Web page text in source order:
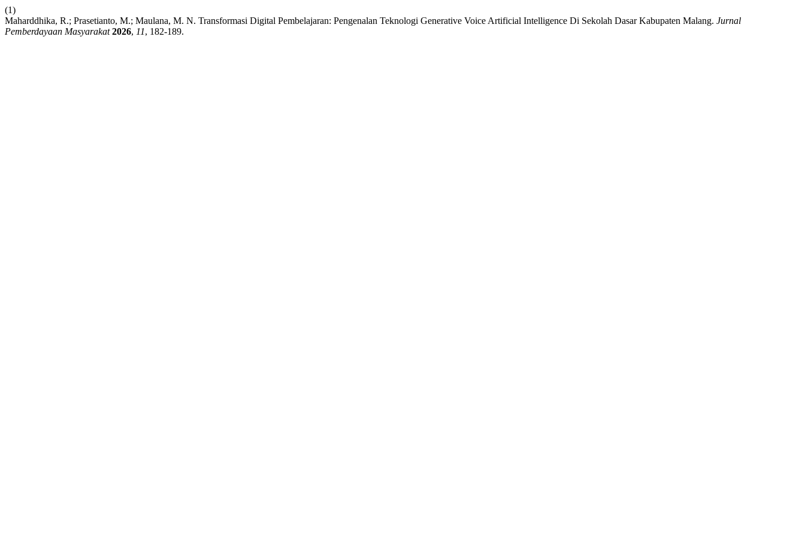
(1)
Maharddhika, R.; Prasetianto, M.; Maulana, M. N. Transformasi Digital Pembelajaran: Pengenalan Teknologi Generative Voice Artificial Intelligence Di Sekolah Dasar Kabupaten Malang. Jurnal
Pemberdayaan Masyarakat 2026, 11, 182-189.